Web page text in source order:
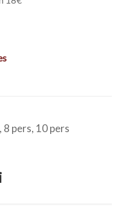
8 pers, 10 pers